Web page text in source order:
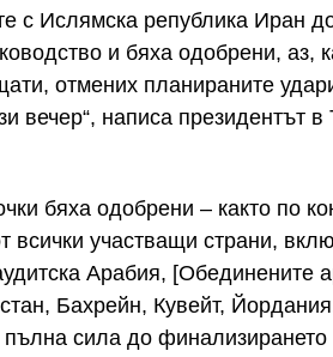
с Ислямска република Иран
и бяха одобрени, аз,
отмених планираните
вечер“, написа президентът в
бяха одобрени – както по
всички участващи страни,
Арабия, [Обединените
Бахрейн, Кувейт,
сила до финализирането